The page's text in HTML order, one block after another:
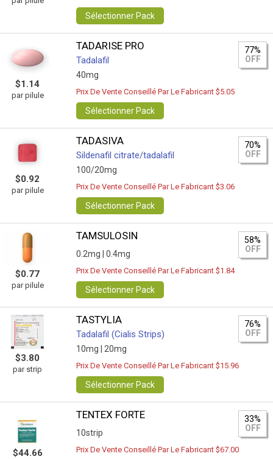
Sélectionner Pack
$1.14
par pilule
TADARISE PRO
Tadalafil
40mg
77%
OFF
Prix De Vente Conseillé Par Le Fabricant $5.05
Sélectionner Pack
$0.92
par pilule
TADASIVA
Sildenafil citrate/tadalafil
100/20mg
70%
OFF
Prix De Vente Conseillé Par Le Fabricant $3.06
Sélectionner Pack
$0.77
par pilule
TAMSULOSIN
0.2mg | 0.4mg
58%
OFF
Prix De Vente Conseillé Par Le Fabricant $1.84
Sélectionner Pack
$3.80
par strip
TASTYLIA
Tadalafil (Cialis Strips)
10mg | 20mg
76%
OFF
Prix De Vente Conseillé Par Le Fabricant $15.96
Sélectionner Pack
$44.66
TENTEX FORTE
10strip
33%
OFF
Prix De Vente Conseillé Par Le Fabricant $67.00